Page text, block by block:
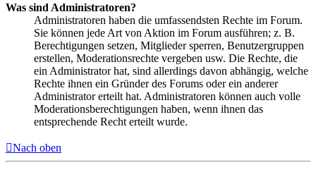
Was sind Administratoren?
Administratoren haben die umfassendsten Rechte im Forum.
Sie können jede Art von Aktion im Forum ausführen; z. B.
Berechtigungen setzen, Mitglieder sperren, Benutzergruppen
erstellen, Moderationsrechte vergeben usw. Die Rechte, die
ein Administrator hat, sind allerdings davon abhängig, welche
Rechte ihnen ein Gründer des Forums oder ein anderer
Administrator erteilt hat. Administratoren können auch volle
Moderationsberechtigungen haben, wenn ihnen das
entsprechende Recht erteilt wurde.
Nach oben